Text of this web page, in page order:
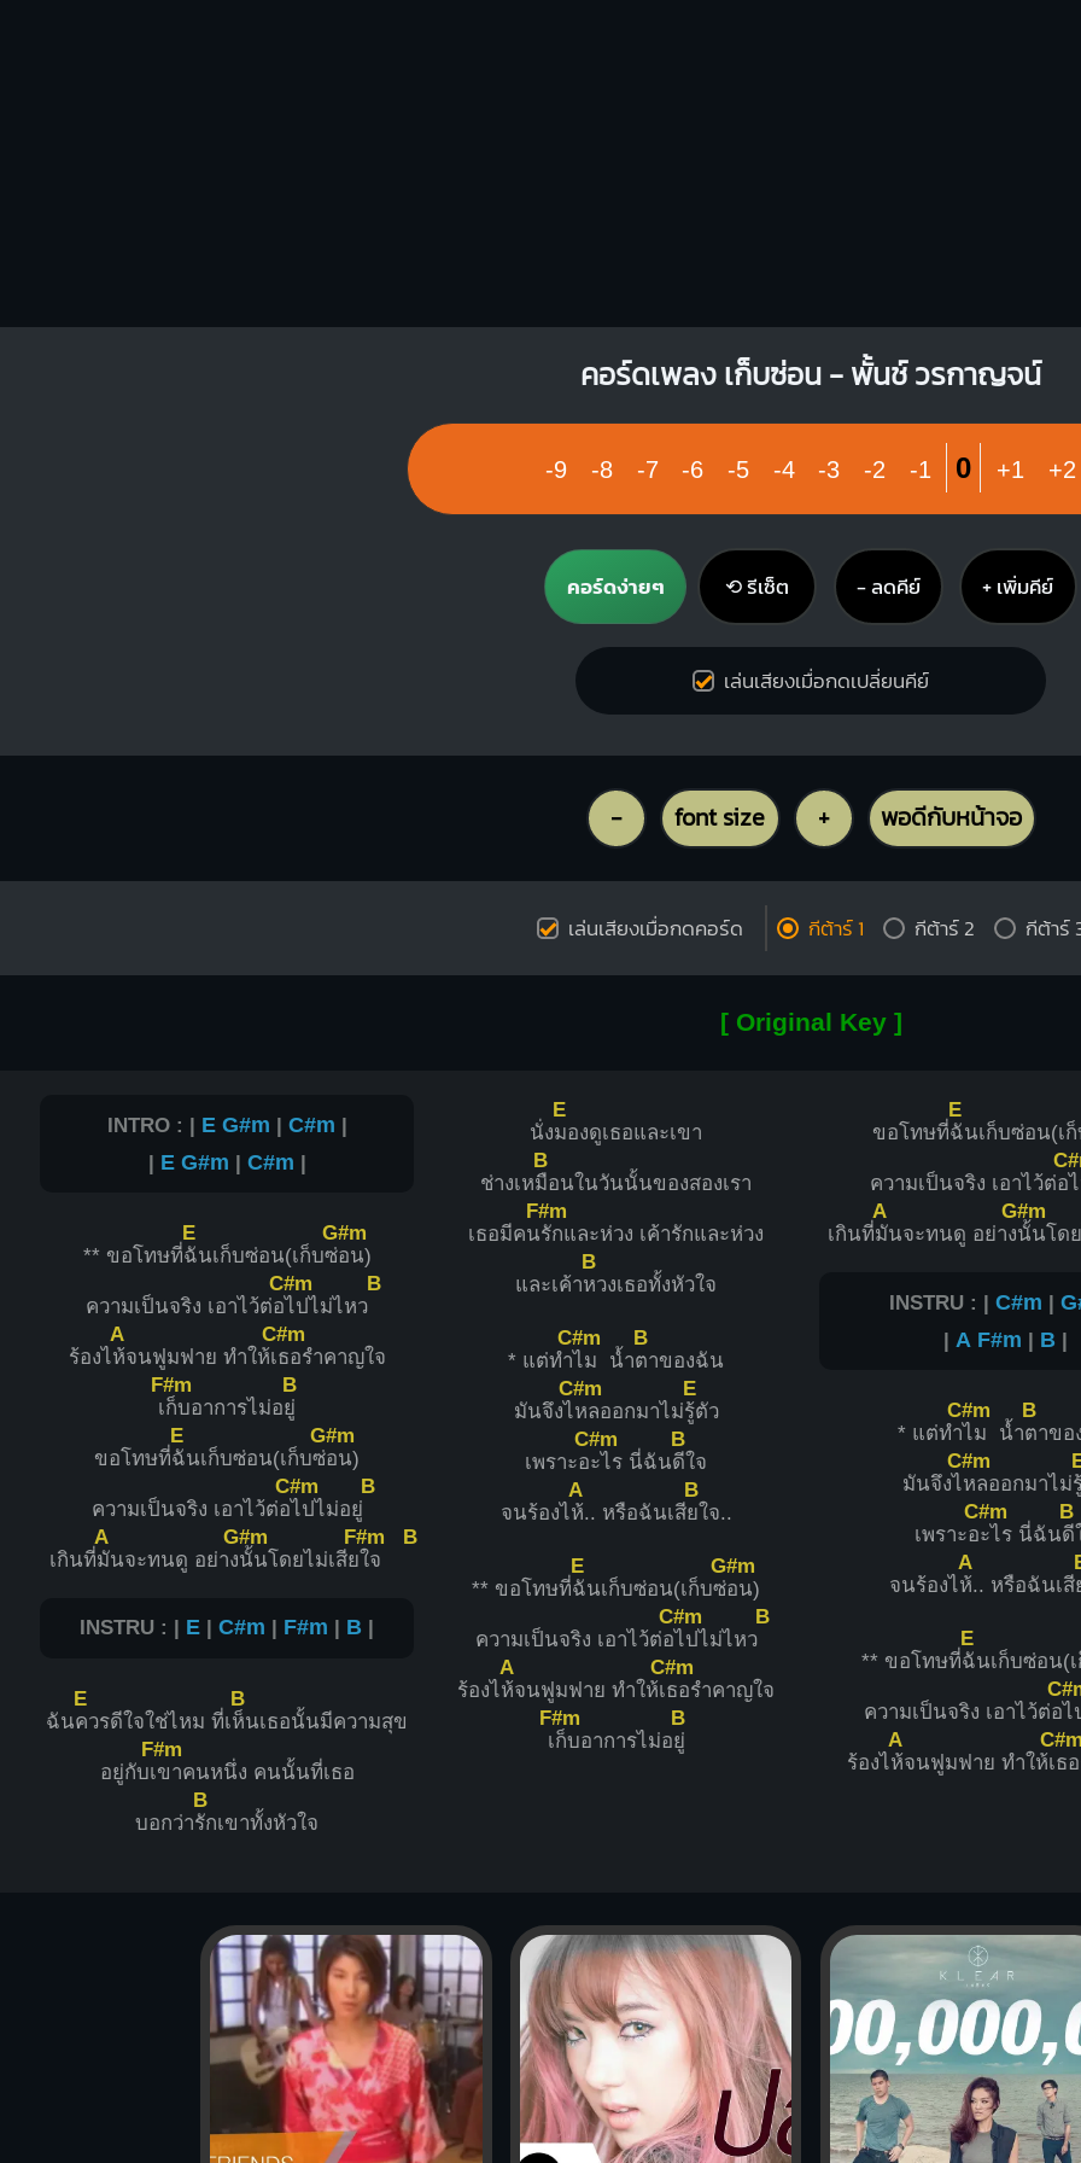
คอร์ดเพลง เก็บซ่อน - พั้นช์ วรกาญจน์
-9 -8 -7 -6 -5 -4 -3 -2 -1 0 +1 +2
คอร์ดง่ายๆ ⟲ รีเซ็ต − ลดคีย์ + เพิ่มคีย์
เล่นเสียงเมื่อกดเปลี่ยนคีย์
- font size + พอดีกับหน้าจอ
เล่นเสียงเมื่อกดคอร์ด กีต้าร์ 1 กีต้าร์ 2 กีต้าร์
[ Original Key ]
INTRO : | E G#m | C#m |
| E G#m | C#m |
** ขอโทษที่
E
ฉันเก็บซ่อน(เก็บซ่
G#m
อน)
ความเป็นจริง เอาไว้ต่อ
C#m
ไปไม่ไหว
B
ร้องไ
A
ห้จนฟูมฟาย ทำให้เ
C#m
ธอรำคาญใจ
เ
F#m
ก็บอาการไม่อ
B
ยู่
ขอโทษที่
E
ฉันเก็บซ่อน(เก็บซ่
G#m
อน)
ความเป็นจริง เอาไว้ต่อ
C#m
ไปไม่อยู่
B
เกินที่
A
มันจะทนดู อย่าง
G#m
นั้นโดยไม่เสีย
F#m
ใจ
B
INSTRU : | E |C#m | F#m | B |
ฉัน
E
ควรดีใจใช่ไหม ที่เ
B
ห็นเธอนั้นมีความสุข
อยู่กับเ
F#m
ขาคนหนึ่ง คนนั้นที่เธอ
บอกว่า
B
รักเขาทั้งหัวใจ
นั่ง
E
มองดูเธอและเขา
ช่างเห
B
มือนในวันนั้นของสองเรา
เธอมีคน
F#m
รักและห่วง เค้ารักและห่วง
และเค้า
B
หวงเธอทั้งหัวใจ
* แต่ทำ
C#m
ไม น้ำ
B
ตาของฉัน
มันจึงไ
C#m
หลออกมาไม่
E
รู้ตัว
เพราะอ
C#m
ะไร นี่ฉัน
B
ดีใจ
จนร้องไ
A
ห้.. หรือฉันเสี
B
ยใจ..
** ขอโทษที่
E
ฉันเก็บซ่อน(เก็บซ่
G#m
อน)
ความเป็นจริง เอาไว้ต่อ
C#m
ไปไม่ไหว
B
ร้องไ
A
ห้จนฟูมฟาย ทำให้เ
C#m
ธอรำคาญใจ
เ
F#m
ก็บอาการไม่อ
B
ยู่
ขอโทษที่
E
ฉันเก็บซ่อน(เ
ความเป็นจริง เอาไว้ต่อ
เกินที่
A
มันจะทนดู อย่าง
G#m
นั้นโด
INSTRU : |C#m |
| A F#m | B |
* แต่ทำ
C#m
ไม น้ำ
B
ตาขอ
มันจึงไ
C#m
หลออกมาไม่
เพราะอ
C#m
ะไร นี่ฉัน
B
ดี
จนร้องไ
A
ห้.. หรือฉันเสี
** ขอโทษที่
E
ฉันเก็บซ่อน(
ความเป็นจริง เอาไว้ต่อไ
ร้องไ
A
ห้จนฟูมฟาย ทำให้เธ